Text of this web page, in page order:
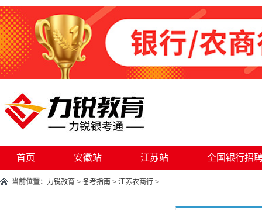
首页 安徽站 江苏站 全国银行招
当前位置： 力锐教育 > 备考指南 > 江苏农商行 >